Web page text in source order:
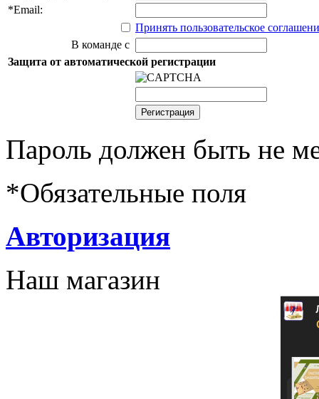
*Email:
Принять пользовательское
В команде с
Защита от автоматической регистрации
Пароль должен быть не
*Обязательные поля
Авторизация
Наш магазин